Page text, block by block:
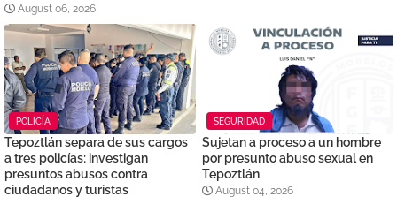
August 06, 2026
POLICÍA
Tepoztlán separa de sus cargos
a tres policías; investigan
presuntos abusos contra
ciudadanos y turistas
SEGURIDAD
Sujetan a proceso a un hombre
por presunto abuso sexual en
Tepoztlán
August 04, 2026